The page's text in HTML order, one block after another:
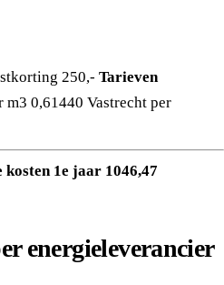
250,- Tarieven
m3 0,61440 Vastrecht per
kosten 1e jaar 1046,47
energieleverancier